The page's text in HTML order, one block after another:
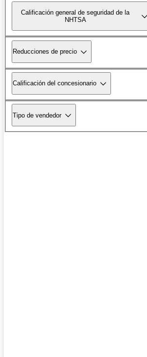
Calificación general de seguridad de la
NHTSA
Reducciones de precio
Calificación del concesionario
Tipo de vendedor